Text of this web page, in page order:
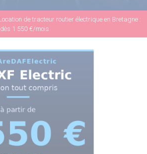
de tracteur routier électrique en Bretagne :
1 550 €/mois
+31 (0) 40 214 3000
ASSISTANCE
0805 11 22 33
ASSISTANCE
ASSISTANCE
0805 54 06 54